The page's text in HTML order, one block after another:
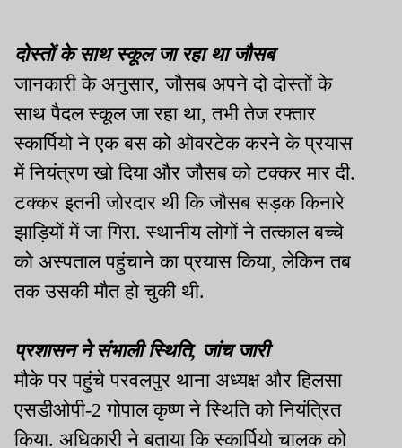
दोस्तों के साथ स्कूल जा रहा था जौसब
जानकारी के अनुसार,जौसब अपने दो दोस्तों के
साथ पैदल स्कूल जा रहा था,तभी तेज रफ्तार
स्कार्पियो ने एक बस को ओवरटेक करने के प्रयास
में नियंत्रण खो दिया और जौसब को टक्कर मार दी.
टक्कर इतनी जोरदार थी कि जौसब सड़क किनारे
झाड़ियों में जा गिरा. स्थानीय लोगों ने तत्काल बच्चे
को अस्पताल पहुंचाने का प्रयास किया,लेकिन तब
तक उसकी मौत हो चुकी थी.
प्रशासन ने संभाली स्थिति, जांच जारी
मौके पर पहुंचे परवलपुर थाना अध्यक्ष और हिलसा
एसडीओपी-2 गोपाल कृष्ण ने स्थिति को नियंत्रित
किया. अधिकारी ने बताया कि स्कार्पियो चालक को